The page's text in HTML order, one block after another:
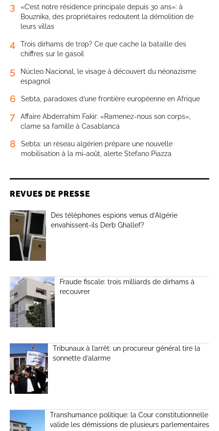
3
«C’est notre résidence principale depuis 30 ans»: à
Bouznika, des propriétaires redoutent la démolition de
leurs villas
4
Trois dirhams de trop? Ce que cache la bataille des
chiffres sur le gasoil
5
Núcleo Nacional, le visage à découvert du néonazisme
espagnol
6 Sebta, paradoxes d’une frontière européenne en Afrique
7
Affaire Abderrahim Fakir: «Ramenez-nous son corps»,
clame sa famille à Casablanca
8
Sebta: un réseau algérien prépare une nouvelle
mobilisation à la mi-août, alerte Stefano Piazza
REVUES DE PRESSE
Des téléphones espions venus d’Algérie
envahissent-ils Derb Ghallef?
Fraude fiscale: trois milliards de dirhams à
recouvrer
Tribunaux à l’arrêt: un procureur général tire la
sonnette d’alarme
Transhumance politique: la Cour constitutionnelle
valide les démissions de plusieurs parlementaires